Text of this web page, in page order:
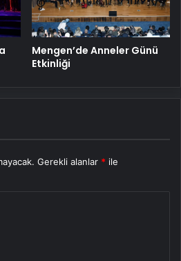
Mengen’de Anneler Günü
Etkinliği
Gerekli alanlar * ile